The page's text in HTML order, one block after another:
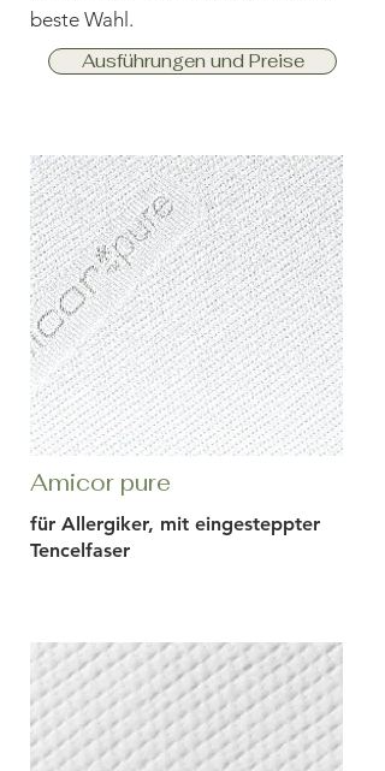
beste Wahl.
Ausführungen und Preise
Amicor pure
für Allergiker, mit eingesteppter
Tencelfaser